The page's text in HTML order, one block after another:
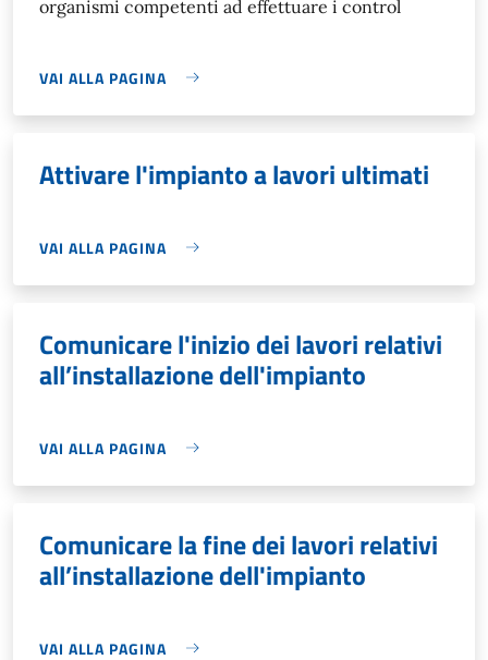
organismi competenti ad effettuare i control
VAI ALLA PAGINA
Attivare l'impianto a lavori ultimati
VAI ALLA PAGINA
Comunicare l'inizio dei lavori relativi
all’installazione dell'impianto
VAI ALLA PAGINA
Comunicare la fine dei lavori relativi
all’installazione dell'impianto
VAI ALLA PAGINA